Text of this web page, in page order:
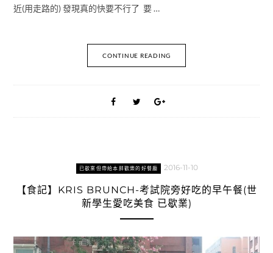
近(用走路的) 發現真的快要不行了 要 …
CONTINUE READING
已歇業但帶給本胖歡樂的好餐廳 2016-11-10
【食記】KRIS BRUNCH-考試院旁好吃的早午餐(世
新學生愛吃美食 已歇業)